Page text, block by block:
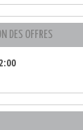
DES OFFRES